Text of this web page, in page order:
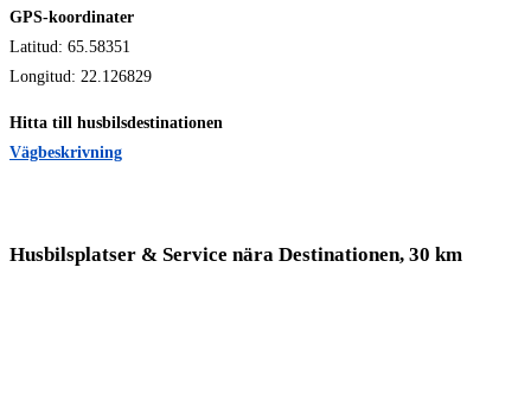
GPS-koordinater
Latitud: 65.58351
Longitud: 22.126829
Hitta till husbilsdestinationen
Vägbeskrivning
Husbilsplatser & Service nära Destinationen, 30 km